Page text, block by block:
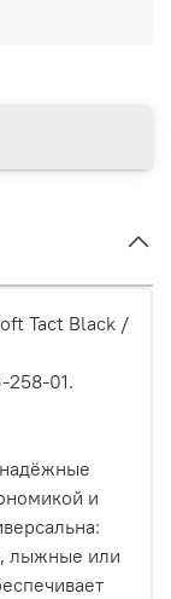
Tact Black /
258-01.
и
лыжные или